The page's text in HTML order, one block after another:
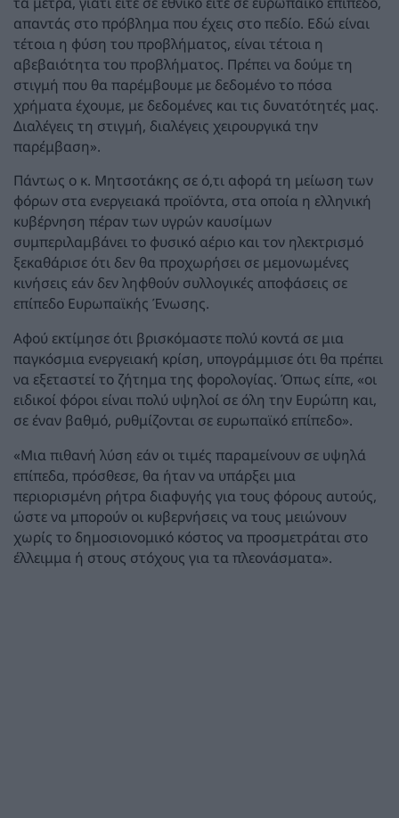
απαντάς στο πρόβλημα που έχεις στο πεδίο. Εδώ είναι
τέτοια η φύση του προβλήματος, είναι τέτοια η
αβεβαιότητα του προβλήματος. Πρέπει να δούμε τη
στιγμή που θα παρέμβουμε με δεδομένο το πόσα
χρήματα έχουμε, με δεδομένες και τις δυνατότητές μας.
Διαλέγεις τη στιγμή, διαλέγεις χειρουργικά την
παρέμβαση».
Πάντως ο κ. Μητσοτάκης σε ό,τι αφορά τη μείωση των
φόρων στα ενεργειακά προϊόντα, στα οποία η ελληνική
κυβέρνηση πέραν των υγρών καυσίμων
συμπεριλαμβάνει το φυσικό αέριο και τον ηλεκτρισμό
ξεκαθάρισε ότι δεν θα προχωρήσει σε μεμονωμένες
κινήσεις εάν δεν ληφθούν συλλογικές αποφάσεις σε
επίπεδο Ευρωπαϊκής Ένωσης.
Αφού εκτίμησε ότι βρισκόμαστε πολύ κοντά σε μια
παγκόσμια ενεργειακή κρίση, υπογράμμισε ότι θα πρέπει
να εξεταστεί το ζήτημα της φορολογίας. Όπως είπε, «οι
ειδικοί φόροι είναι πολύ υψηλοί σε όλη την Ευρώπη και,
σε έναν βαθμό, ρυθμίζονται σε ευρωπαϊκό επίπεδο».
«Μια πιθανή λύση εάν οι τιμές παραμείνουν σε υψηλά
επίπεδα, πρόσθεσε, θα ήταν να υπάρξει μια
περιορισμένη ρήτρα διαφυγής για τους φόρους αυτούς,
ώστε να μπορούν οι κυβερνήσεις να τους μειώνουν
χωρίς το δημοσιονομικό κόστος να προσμετράται στο
έλλειμμα ή στους στόχους για τα πλεονάσματα».